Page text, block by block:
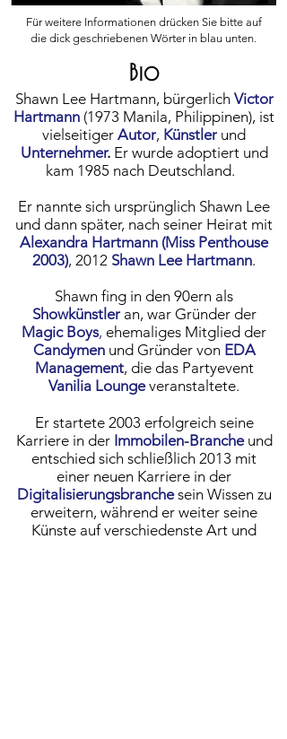
Für weitere Informationen drücken Sie bitte auf
die dick geschriebenen Wörter in blau unten.
Bio
Shawn Lee Hartmann, bürgerlich Victor
Hartmann (1973 Manila, Philippinen), ist
vielseitiger Autor, Künstler und
Unternehmer.Er wurde adoptiert und
kam 1985 nach Deutschland.
Er nannte sich ursprünglich Shawn Lee
und dann später, nach seiner Heirat mit
Alexandra Hartmann (Miss Penthouse
2003), 2012 Shawn Lee Hartmann.
Shawn fing in den 90ern als
Showkünstler an, war Gründer der
Magic Boys, ehemaliges Mitglied der
Candymenund Gründer von EDA
Management, die das Partyevent
Vanilia Loungeveranstaltete.
Er startete 2003 erfolgreich seine
Karriere in der Immobilen-Brancheund
entschied sich schließlich 2013 mit
einer neuen Karriere in der
Digitalisierungsbranche sein Wissen zu
erweitern, während er weiter seine
Künste auf verschiedenste Art und